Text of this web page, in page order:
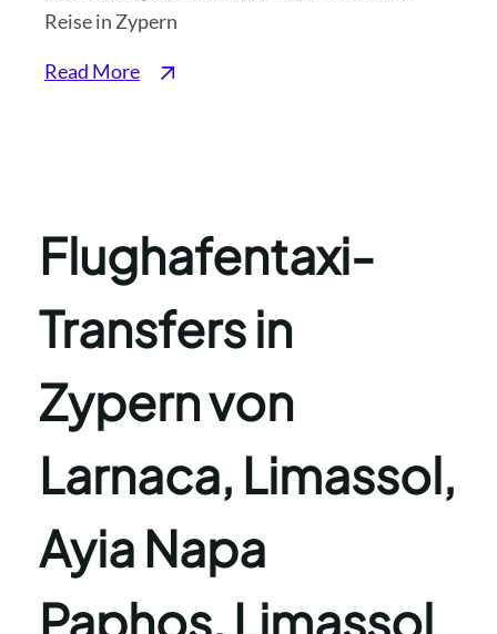
Reise in Zypern
Read More
Flughafentaxi-
Transfers in
Zypern von
Larnaca, Limassol,
Ayia Napa
Paphos, Limassol